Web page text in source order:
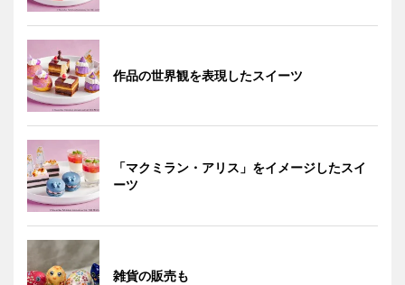
作品の世界観を表現したスイーツ
「マクミラン・アリス」をイメージしたスイ
ーツ
雑貨の販売も